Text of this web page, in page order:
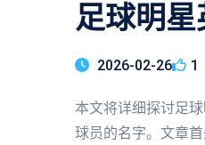
足球明
2026-02-26 1
本文将详细探讨足
球员的名字。文章